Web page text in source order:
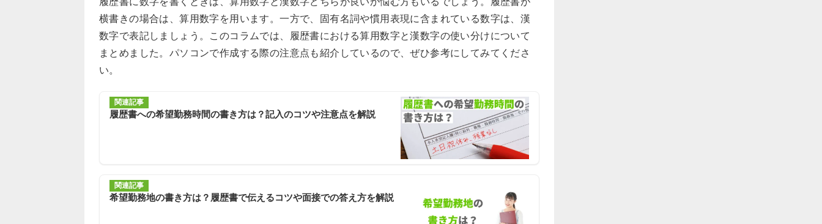
横書きの場合は、算用数字を用います。一方で、固有名詞や慣用表現に含まれている数字は、漢
数字で表記しましょう。このコラムでは、履歴書における算用数字と漢数字の使い分けについて
まとめました。パソコンで作成する際の注意点も紹介しているので、ぜひ参考にしてみてくださ
い。
関連記事
履歴書への希望勤務時間の書き方は？記入のコツや注意点を解説
関連記事
希望勤務地の書き方は？履歴書で伝えるコツや面接での答え方を解説